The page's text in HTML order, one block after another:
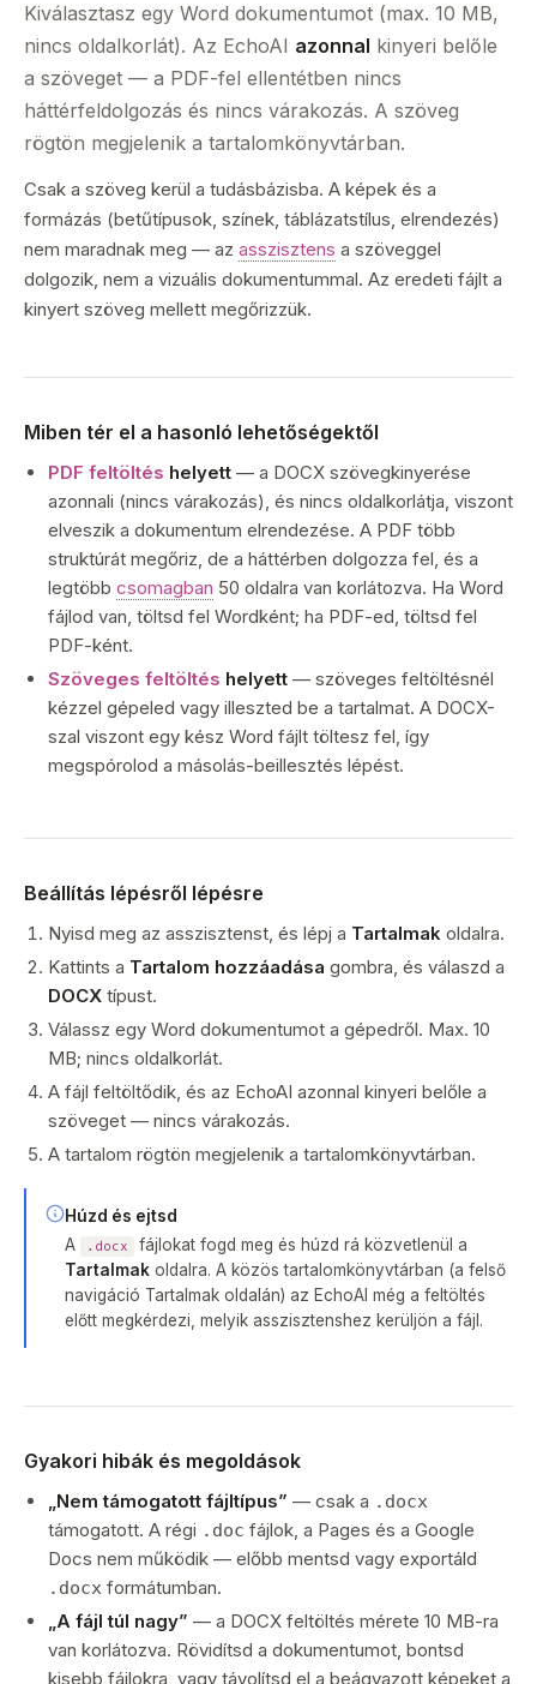
Kiválasztasz egy Word dokumentumot (max. 10 MB,
nincs oldalkorlát). Az EchoAI azonnal kinyeri belőle
a szöveget — a PDF-fel ellentétben nincs
háttérfeldolgozás és nincs várakozás. A szöveg
rögtön megjelenik a tartalomkönyvtárban.
Csak a szöveg kerül a tudásbázisba. A képek és a
formázás (betűtípusok, színek, táblázatstílus, elrendezés)
nem maradnak meg — az asszisztens a szöveggel
dolgozik, nem a vizuális dokumentummal. Az eredeti fájlt a
kinyert szöveg mellett megőrizzük.
Miben tér el a hasonló lehetőségektől
PDF feltöltés helyett — a DOCX szövegkinyerése
azonnali (nincs várakozás), és nincs oldalkorlátja, viszont
elveszik a dokumentum elrendezése. A PDF több
struktúrát megőriz, de a háttérben dolgozza fel, és a
legtöbb csomagban 50 oldalra van korlátozva. Ha Word
fájlod van, töltsd fel Wordként; ha PDF-ed, töltsd fel
PDF-ként.
Szöveges feltöltés helyett — szöveges feltöltésnél
kézzel gépeled vagy illeszted be a tartalmat. A DOCX-
szal viszont egy kész Word fájlt töltesz fel, így
megspórolod a másolás-beillesztés lépést.
Beállítás lépésről lépésre
Nyisd meg az asszisztenst, és lépj a Tartalmak oldalra.
Kattints a Tartalom hozzáadása gombra, és válaszd a
DOCX típust.
Válassz egy Word dokumentumot a gépedről. Max. 10
MB; nincs oldalkorlát.
A fájl feltöltődik, és az EchoAI azonnal kinyeri belőle a
szöveget — nincs várakozás.
A tartalom rögtön megjelenik a tartalomkönyvtárban.
Húzd és ejtsd
A
.docx
fájlokat fogd meg és húzd rá közvetlenül a
Tartalmak oldalra. A közös tartalomkönyvtárban (a felső
navigáció Tartalmak oldalán) az EchoAI még a feltöltés
előtt megkérdezi, melyik asszisztenshez kerüljön a fájl.
Gyakori hibák és megoldások
„Nem támogatott fájltípus” — csak a .docx
támogatott. A régi .doc fájlok, a Pages és a Google
Docs nem működik — előbb mentsd vagy exportáld
.docx formátumban.
„A fájl túl nagy” — a DOCX feltöltés mérete 10 MB-ra
van korlátozva. Rövidítsd a dokumentumot, bontsd
kisebb fájlokra, vagy távolítsd el a beágyazott képeket a